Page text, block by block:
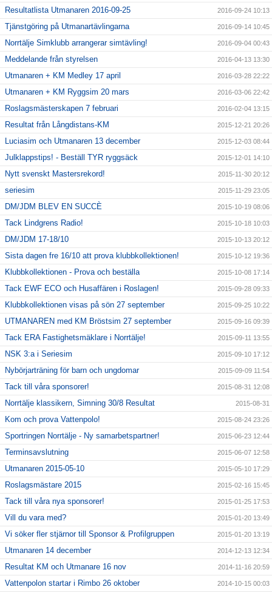
Resultatlista Utmanaren 2016-09-25 2016-09-24 10:13
Tjänstgöring på Utmanartävlingarna 2016-09-14 10:45
Norrtälje Simklubb arrangerar simtävling! 2016-09-04 00:43
Meddelande från styrelsen 2016-04-13 13:30
Utmanaren + KM Medley 17 april 2016-03-28 22:22
Utmanaren + KM Ryggsim 20 mars 2016-03-06 22:42
Roslagsmästerskapen 7 februari 2016-02-04 13:15
Resultat från Långdistans-KM 2015-12-21 20:26
Luciasim och Utmanaren 13 december 2015-12-03 08:44
Julklappstips! - Beställ TYR ryggsäck 2015-12-01 14:10
Nytt svenskt Mastersrekord! 2015-11-30 20:12
seriesim 2015-11-29 23:05
DM/JDM BLEV EN SUCCÈ 2015-10-19 08:06
Tack Lindgrens Radio! 2015-10-18 10:03
DM/JDM 17-18/10 2015-10-13 20:12
Sista dagen fre 16/10 att prova klubbkollektionen! 2015-10-12 19:36
Klubbkollektionen - Prova och beställa 2015-10-08 17:14
Tack EWF ECO och Husaffären i Roslagen! 2015-09-28 09:33
Klubbkollektionen visas på sön 27 september 2015-09-25 10:22
UTMANAREN med KM Bröstsim 27 september 2015-09-16 09:39
Tack ERA Fastighetsmäklare i Norrtälje! 2015-09-11 13:55
NSK 3:a i Seriesim 2015-09-10 17:12
Nybörjarträning för barn och ungdomar 2015-09-09 11:54
Tack till våra sponsorer! 2015-08-31 12:08
Norrtälje klassikern, Simning 30/8 Resultat 2015-08-31
Kom och prova Vattenpolo! 2015-08-24 23:26
Sportringen Norrtälje - Ny samarbetspartner! 2015-06-23 12:44
Terminsavslutning 2015-06-07 12:58
Utmanaren 2015-05-10 2015-05-10 17:29
Roslagsmästare 2015 2015-02-16 15:45
Tack till våra nya sponsorer! 2015-01-25 17:53
Vill du vara med? 2015-01-20 13:49
Vi söker fler stjärnor till Sponsor & Profilgruppen 2015-01-20 13:19
Utmanaren 14 december 2014-12-13 12:34
Resultat KM och Utmanare 16 nov 2014-11-16 20:59
Vattenpolon startar i Rimbo 26 oktober 2014-10-15 00:03